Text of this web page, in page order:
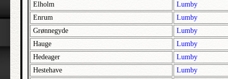
Elholm
Lumby
Enrum
Lumby
Grønnegyde
Lumby
Hauge
Lumby
Hedeager
Lumby
Hestehave
Lumby